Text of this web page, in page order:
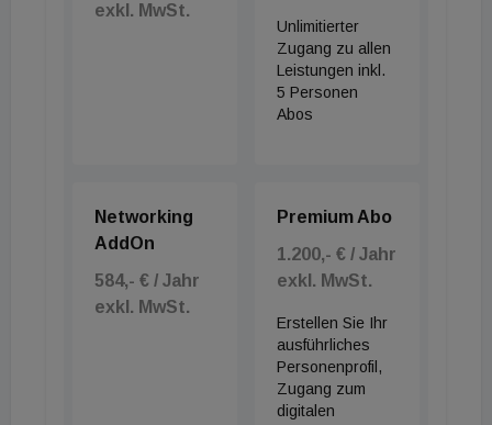
exkl. MwSt.
Unlimitierter
Zugang zu allen
Leistungen inkl.
5 Personen
Abos
Networking
AddOn
584,- € / Jahr
exkl. MwSt.
Premium Abo
1.200,- € / Jahr
exkl. MwSt.
Erstellen Sie Ihr
ausführliches
Personenprofil,
Zugang zum
digitalen